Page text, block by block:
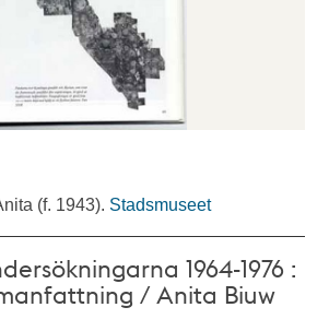
(f. 1943). Stadsmuseet
1964-1976 :
/ Anita Biuw